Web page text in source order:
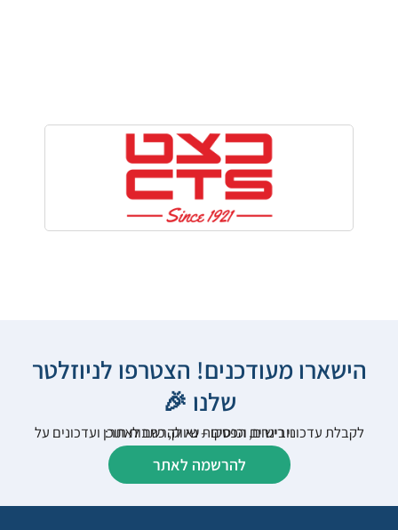
הישארו מעודכנים! הצטרפו לניוזלטר
שלנו 🎉
לקבלת עדכוני רישום, הפסקות שיווק, כתבות תוכן ועדכונים על וובינרים וכנסים – נא להרשם לאתר:
להרשמה לאתר